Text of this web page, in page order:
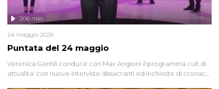
Puntata del 24 maggio
206 min
24 maggio 2026
Veronica Gentili conduce con Max Angioni il programma cult di
attualita' con nuove interviste dissacranti ed inchieste di cronaca